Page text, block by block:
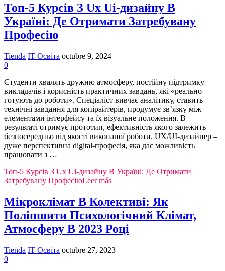
Топ-5 Курсів З Ux Ui-дизайну В
Україні: Де Отримати Затребувану
Професію
Tienda IT Освіта octubre 9, 2024
0
Студенти хвалять дружню атмосферу, постійну підтримку
викладачів і корисність практичних завдань, які «реально
готують до роботи». Спеціаліст вивчає аналітику, ставить
технічні завдання для копірайтерів, продумує зв’язку між
елементами інтерфейсу та їх візуальне положення. В
результаті отримує прототип, ефективність якого залежить
безпосередньо від якості виконаної роботи. UX/UI-дизайнер –
дуже перспективна digital-професія, яка дає можливість
працювати з …
Топ-5 Курсів З Ux Ui-дизайну В Україні: Де Отримати
Затребувану ПрофесіюLeer más
Мікроклімат В Колективі: Як
Поліпшити Психологічний Клімат,
Атмосферу В 2023 Році
Tienda IT Освіта octubre 27, 2023
0